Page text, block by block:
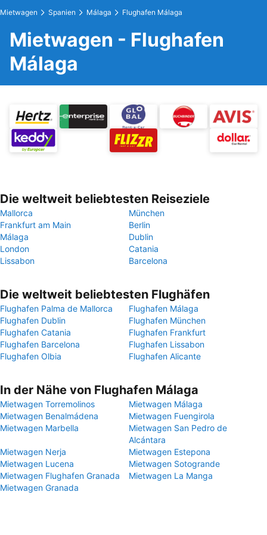
Mietwagen Spanien Málaga Flughafen Málaga
Mietwagen - Flughafen
Málaga
Die weltweit beliebtesten Reiseziele
Mallorca
München
Frankfurt am Main
Berlin
Málaga
Dublin
London
Catania
Lissabon
Barcelona
Die weltweit beliebtesten Flughäfen
Flughafen Palma de Mallorca
Flughafen Málaga
Flughafen Dublin
Flughafen München
Flughafen Catania
Flughafen Frankfurt
Flughafen Barcelona
Flughafen Lissabon
Flughafen Olbia
Flughafen Alicante
In der Nähe von Flughafen Málaga
Mietwagen Torremolinos
Mietwagen Málaga
Mietwagen Benalmádena
Mietwagen Fuengirola
Mietwagen Marbella
Mietwagen San Pedro de
Alcántara
Mietwagen Nerja
Mietwagen Estepona
Mietwagen Lucena
Mietwagen Sotogrande
Mietwagen Flughafen Granada
Mietwagen La Manga
Mietwagen Granada